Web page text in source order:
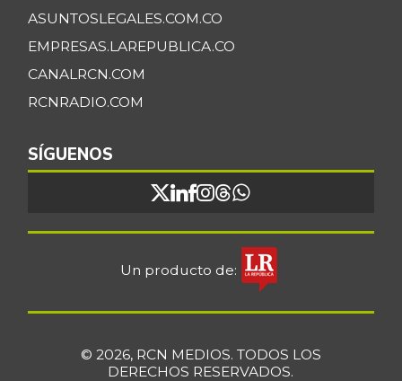
ASUNTOSLEGALES.COM.CO
EMPRESAS.LAREPUBLICA.CO
CANALRCN.COM
RCNRADIO.COM
SÍGUENOS
Un producto de:
© 2026, RCN MEDIOS. TODOS LOS
DERECHOS RESERVADOS.